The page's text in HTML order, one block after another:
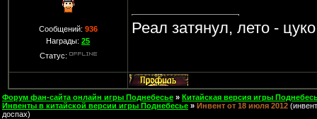
Сообщений: 936
Награды: 25
Статус:
Реал затянул, лето -
Форум фан-сайта онлайн игры Поднебесье » Китайская версия игры
Инвенты в китайской версии игры Поднебесье » Инвент от 18 июля 2012
доспах)